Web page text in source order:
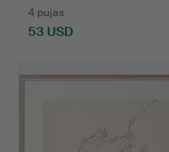
4 pujas
53 USD